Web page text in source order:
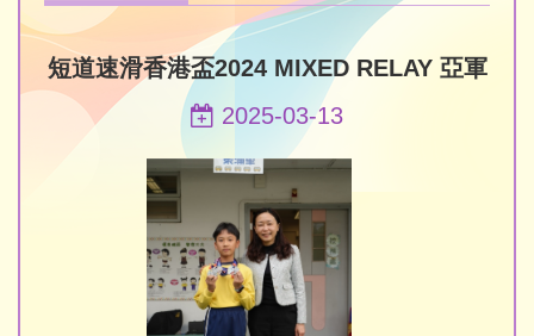
短道速滑香港盃2024 MIXED RELAY 亞軍
2025-03-13